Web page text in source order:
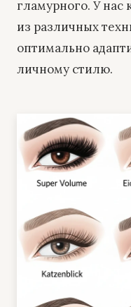
гламурного. У нас
из различных
оптимально
личному стилю.